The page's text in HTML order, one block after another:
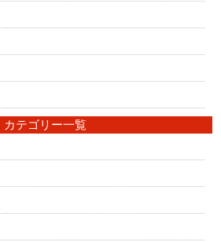
カテゴリー一覧